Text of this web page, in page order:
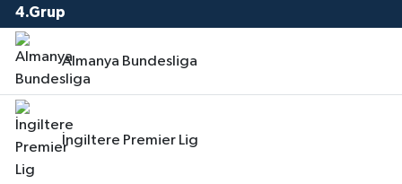
Almanya Bundesliga
İngiltere Premier Lig